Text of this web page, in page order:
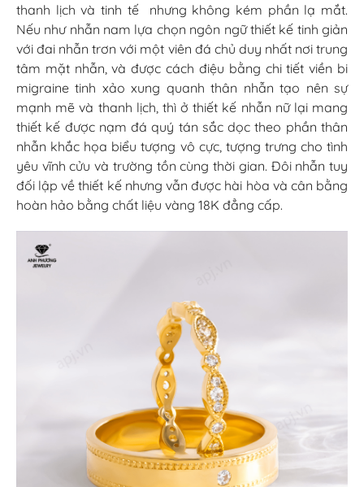
thanh lịch và tinh tế nhưng không kém phần lạ mắt.
Nếu như nhẫn nam lựa chọn ngôn ngữ thiết kế tinh giản
với đai nhẫn trơn với một viên đá chủ duy nhất nơi trung
tâm mặt nhẫn, và được cách điệu bằng chi tiết viền bi
migraine tinh xảo xung quanh thân nhẫn tạo nên sự
mạnh mẽ và thanh lịch, thì ở thiết kế nhẫn nữ lại mang
thiết kế được nạm đá quý tán sắc dọc theo phần thân
nhẫn khắc họa biểu tượng vô cực, tượng trưng cho tình
yêu vĩnh cửu và trường tồn cùng thời gian. Đôi nhẫn tuy
đối lập về thiết kế nhưng vẫn được hài hòa và cân bằng
hoàn hảo bằng chất liệu vàng 18K đẳng cấp.